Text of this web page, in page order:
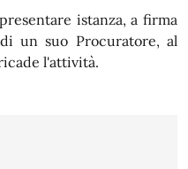
istanza, a firma
un suo Procuratore, al
l'attività.